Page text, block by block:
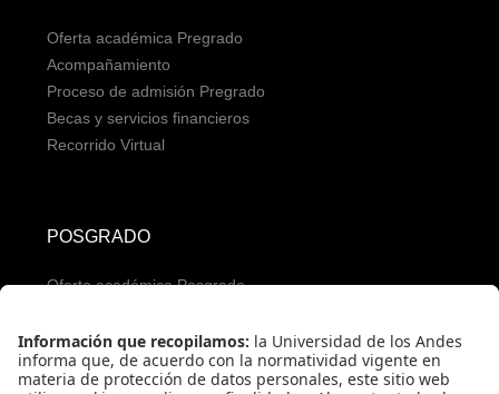
Oferta académica Pregrado
Acompañamiento
Proceso de admisión Pregrado
Becas y servicios financieros
Recorrido Virtual
POSGRADO
Oferta académica Posgrado
Proceso de admisión Posgrado
Servicios financieros